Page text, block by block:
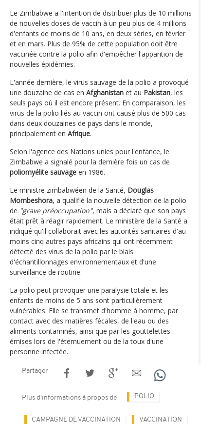
Le Zimbabwe a l'intention de distribuer plus de 10 millions
de nouvelles doses de vaccin à un peu plus de 4 millions
d'enfants de moins de 10 ans, en deux séries, en février
et en mars. Plus de 95% de cette population doit être
vaccinée contre la polio afin d'empêcher l'apparition de
nouvelles épidémies.
L'année dernière, le virus sauvage de la polio a provoqué
une douzaine de cas en Afghanistan et au Pakistan, les
seuls pays où il est encore présent. En comparaison, les
virus de la polio liés au vaccin ont causé plus de 500 cas
dans deux douzaines de pays dans le monde,
principalement en Afrique.
Selon l'agence des Nations unies pour l'enfance, le
Zimbabwe a signalé pour la dernière fois un cas de
poliomyélite sauvage en 1986.
Le ministre zimbabwéen de la Santé, Douglas
Mombeshora, a qualifié la nouvelle détection de la polio
de "grave préoccupation", mais a déclaré que son pays
était prêt à réagir rapidement. Le ministère de la Santé a
indiqué qu'il collaborait avec les autorités sanitaires d'au
moins cinq autres pays africains qui ont récemment
détecté des virus de la polio par le biais
d'échantillonnages environnementaux et d'une
surveillance de routine.
La polio peut provoquer une paralysie totale et les
enfants de moins de 5 ans sont particulièrement
vulnérables. Elle se transmet d'homme à homme, par
contact avec des matières fécales, de l'eau ou des
aliments contaminés, ainsi que par les gouttelettes
émises lors de l'éternuement ou de la toux d'une
personne infectée.
Partager
Plus d'informations à propos de POLIO
CAMPAGNE DE VACCINATION VACCINATION